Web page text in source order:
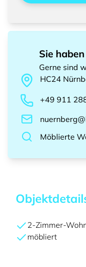
Sie
Gerne sind
HC24
+49 911
Möblierte
2-Zimmer-
möbliert